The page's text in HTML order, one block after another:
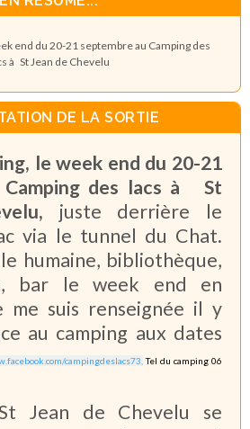
end du 20-21 septembre au Camping des
à St Jean de Chevelu
DE LA SORTIE
le week end du 20-21
Camping des lacs à St
juste derrière le
via le tunnel du Chat.
humaine, bibliothèque,
bar le week end en
me suis renseignée il y
au camping aux dates
campingdeslacs73, Tel du camping 06
Jean de Chevelu se